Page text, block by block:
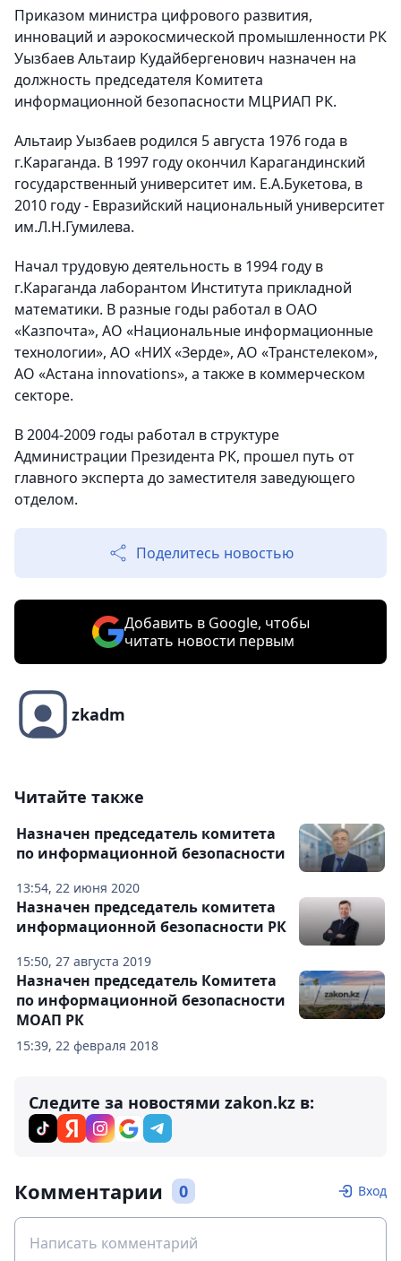
Приказом министра цифрового развития,
инноваций и аэрокосмической промышленности РК
Уызбаев Альтаир Кудайбергенович назначен на
должность председателя Комитета
информационной безопасности МЦРИАП РК.
Альтаир Уызбаев родился 5 августа 1976 года в
г.Караганда. В 1997 году окончил Карагандинский
государственный университет им. Е.А.Букетова, в
2010 году - Евразийский национальный университет
им.Л.Н.Гумилева.
Начал трудовую деятельность в 1994 году в
г.Караганда лаборантом Института прикладной
математики. В разные годы работал в ОАО
«Казпочта», АО «Национальные информационные
технологии», АО «НИХ «Зерде», АО «Транстелеком»,
АО «Астана innovations», а также в коммерческом
секторе.
В 2004-2009 годы работал в структуре
Администрации Президента РК, прошел путь от
главного эксперта до заместителя заведующего
отделом.
Поделитесь новостью
Добавить в Google, чтобы
читать новости первым
zkadm
Читайте также
13:54, 22 июня 2020
Назначен председатель комитета
по информационной безопасности
15:50, 27 августа 2019
Назначен председатель комитета
информационной безопасности РК
15:39, 22 февраля 2018
Назначен председатель Комитета
по информационной безопасности
МОАП РК
Следите за новостями zakon.kz в:
Комментарии 0 Вход